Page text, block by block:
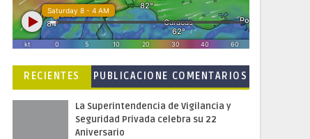
RECIENTES
PUBLICACIONE COMENTARIOS
La Superintendencia de Vigilancia y
Seguridad Privada celebra su 22
Aniversario